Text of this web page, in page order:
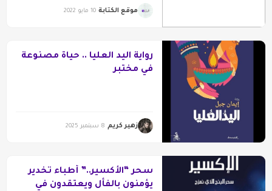
موقع الكتابة 10 مايو 2022
رواية اليد العليا .. حياة مصنوعة
في مختبر
زهير كريم 8 سبتمبر 2025
سحر “الأكسير..” أطباء تخدير
يؤمنون بالفأل ويعتقدون في